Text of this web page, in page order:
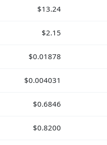
$13.24
$2.15
$0.01878
$0.004031
$0.6846
$0.8200